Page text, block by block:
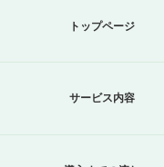
トップページ
サービス内容